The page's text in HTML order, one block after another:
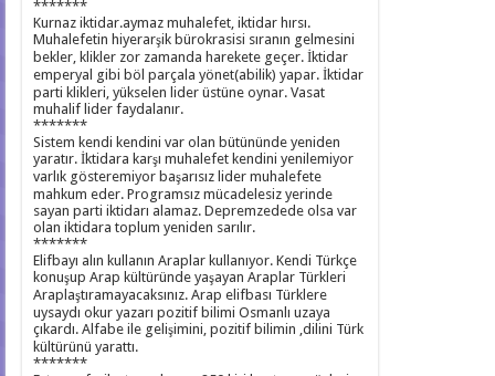
*******
Kurnaz iktidar.aymaz muhalefet, iktidar hırsı.
Muhalefetin hiyerarşik bürokrasisi sıranın gelmesini
bekler, klikler zor zamanda harekete geçer. İktidar
emperyal gibi böl parçala yönet(abilik) yapar. İktidar
parti klikleri, yükselen lider üstüne oynar. Vasat
muhalif lider faydalanır.
*******
Sistem kendi kendini var olan bütününde yeniden
yaratır. İktidara karşı muhalefet kendini yenilemiyor
varlık gösteremiyor başarısız lider muhalefete
mahkum eder. Programsız mücadelesiz yerinde
sayan parti iktidarı alamaz. Depremzedede olsa var
olan iktidara toplum yeniden sarılır.
*******
Elifbayı alın kullanın Araplar kullanıyor. Kendi Türkçe
konuşup Arap kültüründe yaşayan Araplar Türkleri
Araplaştıramayacaksınız. Arap elifbası Türklere
uysaydı okur yazarı pozitif bilimi Osmanlı uzaya
çıkardı. Alfabe ile gelişimini, pozitif bilimin ,dilini Türk
kültürünü yarattı.
*******